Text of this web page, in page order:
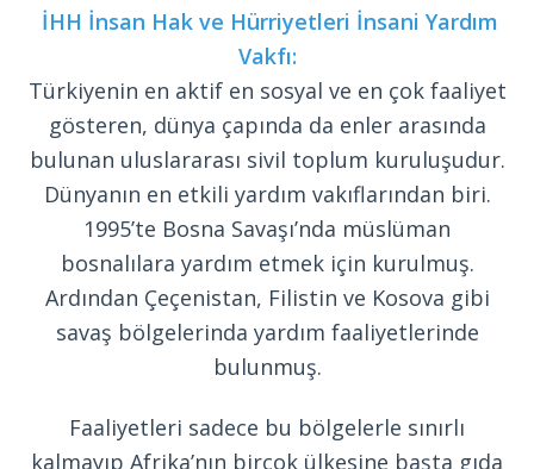
İHH İnsan Hak ve Hürriyetleri İnsani Yardım
Vakfı:
Türkiyenin en aktif en sosyal ve en çok faaliyet
gösteren, dünya çapında da enler arasında
bulunan uluslararası sivil toplum kuruluşudur.
Dünyanın en etkili yardım vakıflarından biri.
1995’te Bosna Savaşı’nda müslüman
bosnalılara yardım etmek için kurulmuş.
Ardından Çeçenistan, Filistin ve Kosova gibi
savaş bölgelerinda yardım faaliyetlerinde
bulunmuş.
Faaliyetleri sadece bu bölgelerle sınırlı
kalmayıp Afrika’nın birçok ülkesine başta gıda